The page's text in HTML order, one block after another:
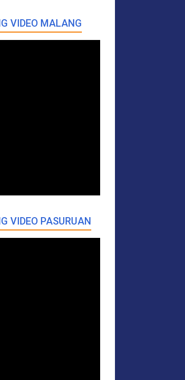
VIDEO MALANG
VIDEO PASURUAN